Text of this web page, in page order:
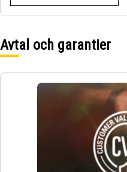
Avtal och garantier